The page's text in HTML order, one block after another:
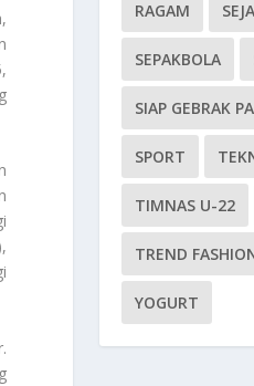
RAGAM
SEPAKBOLA
SIAP GEBRAK
SPORT
TIMNAS U-22
TREND
YOGURT